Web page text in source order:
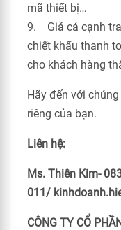
mã thiết bị…
9. Giá cả cạnh
chiết khấu thanh
cho khách hàng
Hãy đến với
riêng của bạn.
Liên hệ:
Ms. Thiên Kim-
011/
CÔNG TY CỔ